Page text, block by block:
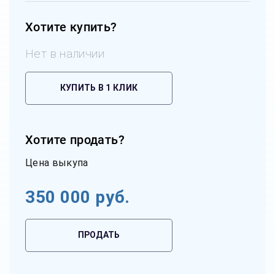
Хотите купить?
Нет в наличии
КУПИТЬ В 1 КЛИК
Хотите продать?
Цена выкупа
350 000 руб.
ПРОДАТЬ